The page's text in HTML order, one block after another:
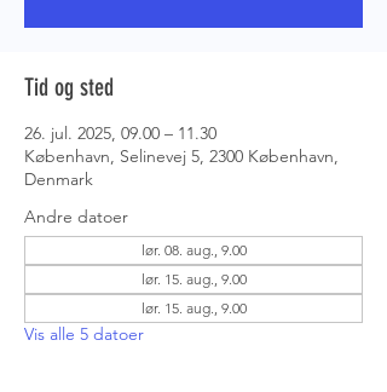
Tid og sted
26. jul. 2025, 09.00 – 11.30
København, Selinevej 5, 2300 København,
Denmark
Andre datoer
lør. 08. aug., 9.00
lør. 15. aug., 9.00
lør. 15. aug., 9.00
Vis alle 5 datoer